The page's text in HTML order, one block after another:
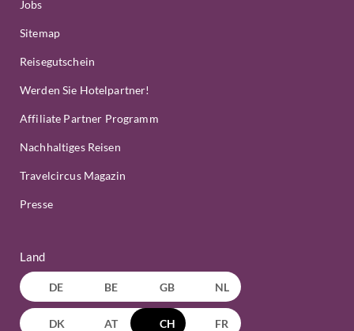
Jobs
Sitemap
Reisegutschein
Werden Sie Hotelpartner!
Affiliate Partner Programm
Nachhaltiges Reisen
Travelcircus Magazin
Presse
Land
DE BE GB NL
DK AT CH FR